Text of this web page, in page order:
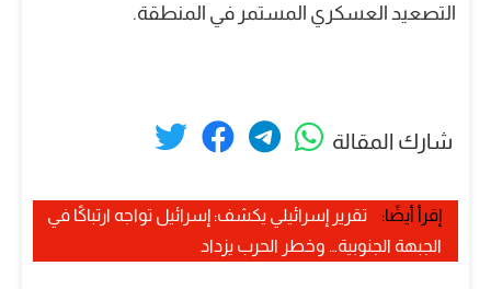
التصعيد العسكري المستمر في المنطقة.
شارك المقالة
إقرأ أيضًا:
تقرير إسرائيلي يكشف: إسرائيل تواجه ارتباكًا في
الجبهة الجنوبية… وخطر الحرب يزداد